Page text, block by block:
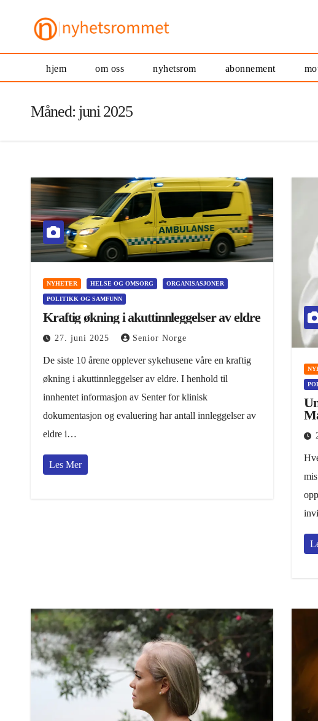
hjem om oss nyhetsrom abonnement
Måned: juni 2025
NYHETER HELSE OG OMSORG ORGANISASJONER
POLITIKK OG SAMFUNN
Kraftig økning i akuttinnleggelser av eldre
27. juni 2025 Senior Norge
De siste 10 årene opplever sykehusene våre en kraftig
økning i akuttinnleggelser av eldre. I henhold til
innhentet informasjon av Senter for klinisk
dokumentasjon og evaluering har antall innleggelser av
eldre i…
Les Mer